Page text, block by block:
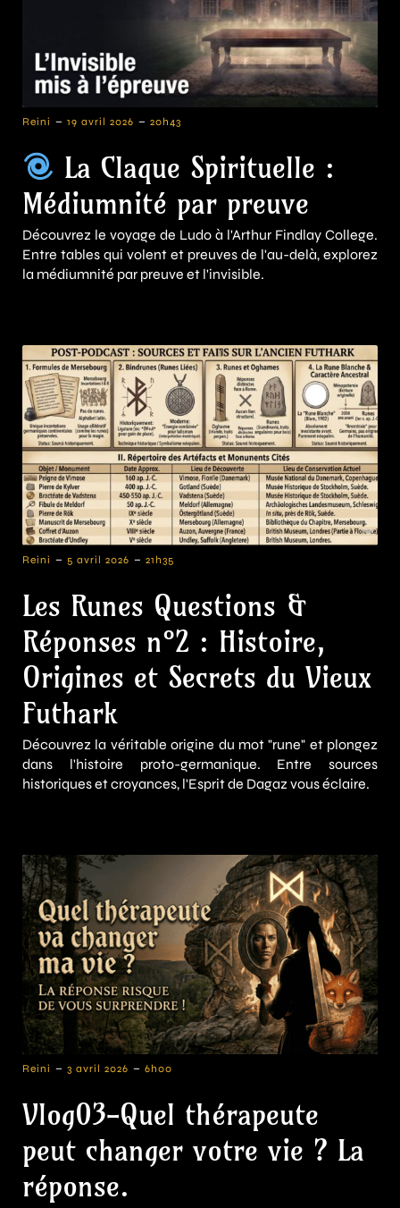
Reini - 19 avril 2026 - 20h43
La Claque Spirituelle :
Médiumnité par preuve
Découvrez le voyage de Ludo à l'Arthur Findlay College.
Entre tables qui volent et preuves de l'au-delà, explorez
la médiumnité par preuve et l'invisible.
Reini - 5 avril 2026 - 21h35
Les Runes Questions &
Réponses n°2 : Histoire,
Origines et Secrets du Vieux
Futhark
Découvrez la véritable origine du mot "rune" et plongez
dans l'histoire proto-germanique. Entre sources
historiques et croyances, l'Esprit de Dagaz vous éclaire.
Reini - 3 avril 2026 - 6h00
Vlog03-Quel thérapeute
peut changer votre vie ? La
réponse.